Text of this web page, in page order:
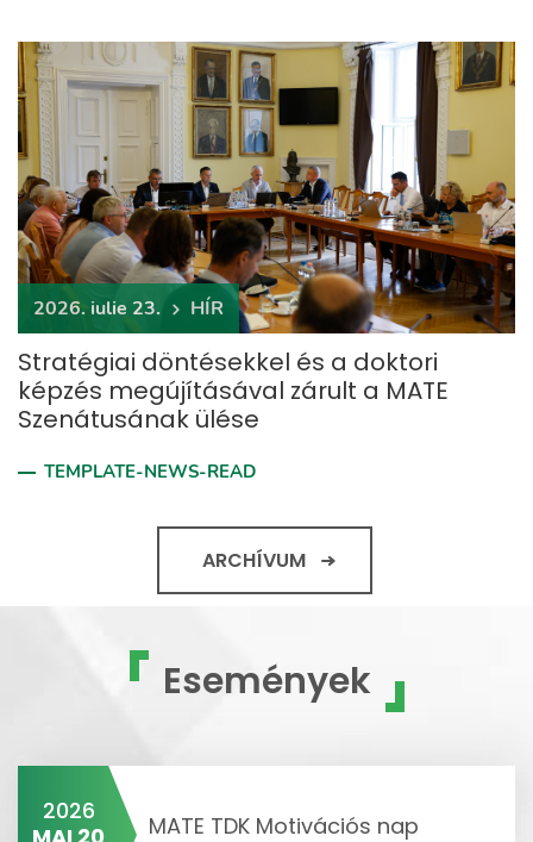
2026. iulie 23. HÍR
Stratégiai döntésekkel és a doktori
képzés megújításával zárult a MATE
Szenátusának ülése
TEMPLATE-NEWS-READ
ARCHÍVUM
Események
2026
MAI 20
MATE TDK Motivációs nap